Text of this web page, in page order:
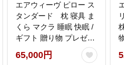
エアウィーヴ ピロー ス
タンダード 枕 寝具 ま
くら マクラ 睡眠 快眠 /
ギフト 贈り物 プレゼン
ト 祝い 内祝い 誕生日
記念日 お土産 父 母 敬
65,000円